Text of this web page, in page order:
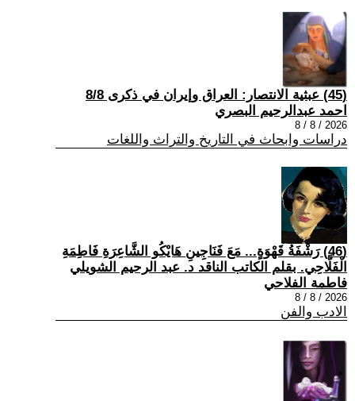
(45) عبثية الانتصار: العراق وإيران في ذكرى 8/8
احمد عبدالرحيم البصري
2026 / 8 / 8
دراسات وابحاث في التاريخ والتراث واللغات
(46) رَشْفَةُ قَهْوَةٍ... مَعَ فَنَاجِينِ هَايْكُو الشَّاعِرَةِ فَاطِمَةِ
الْفَلَّاحِي. بقلم الكاتب الناقد د. عبد الرحيم الشويلي
فاطمة الفلاحي
2026 / 8 / 8
الادب والفن